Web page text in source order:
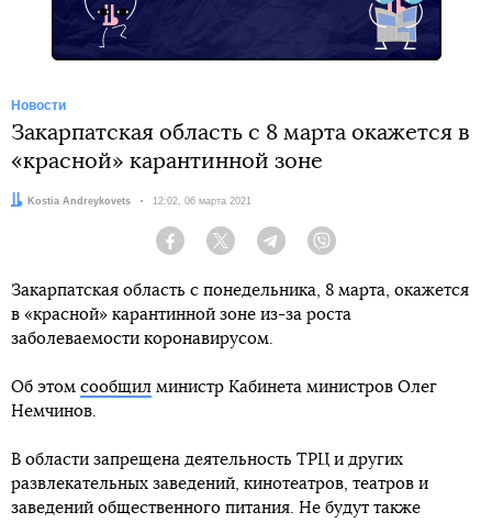
Новости
Закарпатская область с 8 марта окажется в
«красной» карантинной зоне
Автор:Kostia Andreykovets Дата:
12:02, 06 марта 2021
Facebook Twitter Telegram
Закарпатская область с понедельника, 8 марта, окажется
в «красной» карантинной зоне из-за роста
заболеваемости коронавирусом.
Об этом сообщил министр Кабинета министров Олег
Немчинов.
В области запрещена деятельность ТРЦ и других
развлекательных заведений, кинотеатров, театров и
заведений общественного питания. Не будут также